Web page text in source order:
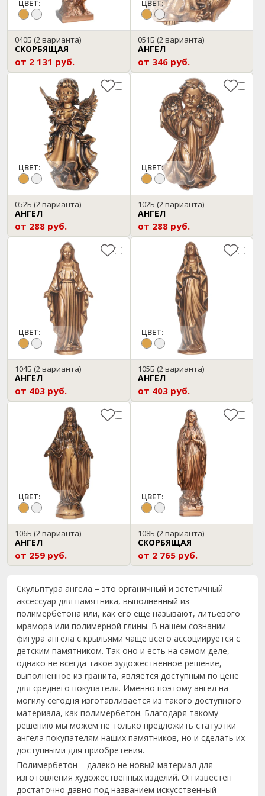
ЦВЕТ:
040Б (2 варианта)
СКОРБЯЩАЯ
от 2 131 руб.
ЦВЕТ:
051Б (2 варианта)
АНГЕЛ
от 346 руб.
ЦВЕТ:
052Б (2 варианта)
АНГЕЛ
от 288 руб.
ЦВЕТ:
102Б (2 варианта)
АНГЕЛ
от 288 руб.
ЦВЕТ:
104Б (2 варианта)
АНГЕЛ
от 403 руб.
ЦВЕТ:
105Б (2 варианта)
АНГЕЛ
от 403 руб.
ЦВЕТ:
106Б (2 варианта)
АНГЕЛ
от 259 руб.
ЦВЕТ:
108Б (2 варианта)
СКОРБЯЩАЯ
от 2 765 руб.
Скульптура ангела – это органичный и эстетичный
аксессуар для памятника, выполненный из
полимербетона или, как его еще называют, литьевого
мрамора или полимерной глины. В нашем сознании
фигура ангела с крыльями чаще всего ассоциируется с
детским памятником. Так оно и есть на самом деле,
однако не всегда такое художественное решение,
выполненное из гранита, является доступным по цене
для среднего покупателя. Именно поэтому ангел на
могилу сегодня изготавливается из такого доступного
материала, как полимербетон. Благодаря такому
решению мы можем не только предложить статуэтки
ангела покупателям наших памятников, но и сделать их
доступными для приобретения.
Полимербетон – далеко не новый материал для
изготовления художественных изделий. Он известен
достаточно давно под названием искусственный